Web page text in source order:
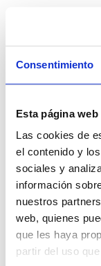
Consentimiento
Esta página
Las cookies de
el contenido y
sociales y
información
nuestros
web, quienes
que les haya
partir del uso